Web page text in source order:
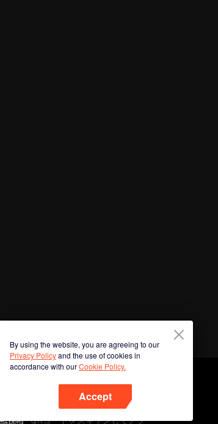
By using the website, you are agreeing to our
Privacy Policyand the use of cookies in
accordance with ourCookie Policy.
Accept
QRコードをスキャンしてアプ